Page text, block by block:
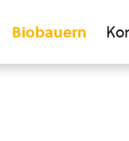
Biobauern